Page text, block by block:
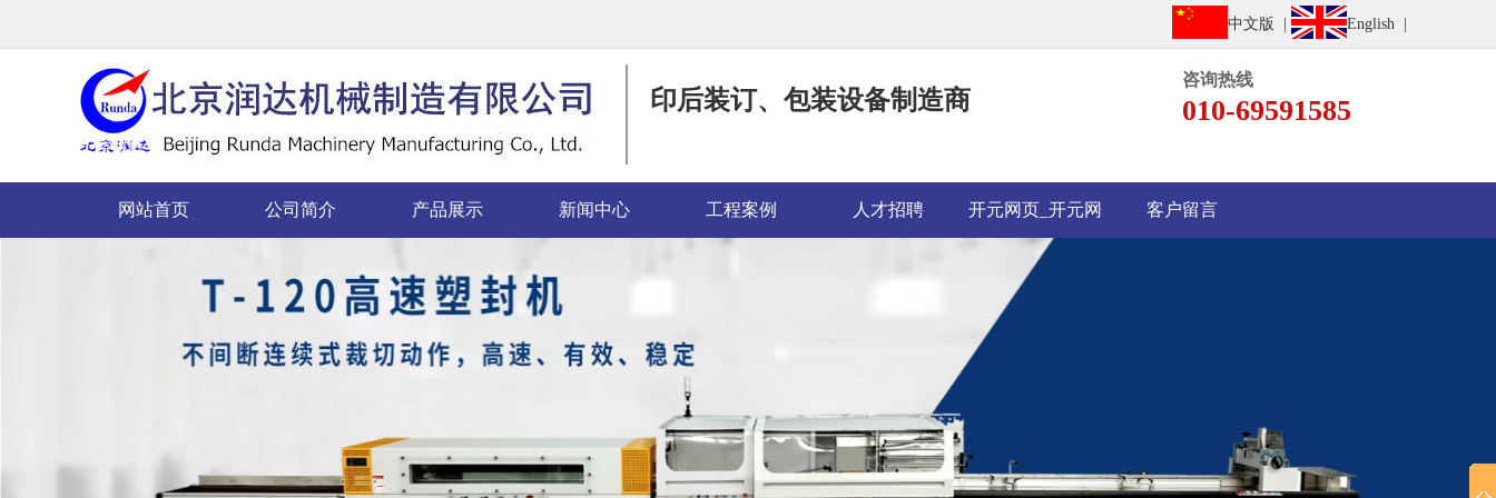
中文版 | English |
印后装订、包装设备制造商
咨询热线
010-69591585
网站首页 公司简介 产品展示 新闻中心 工程案例 人才招聘 开元网页_开元网
页买球
客户留言